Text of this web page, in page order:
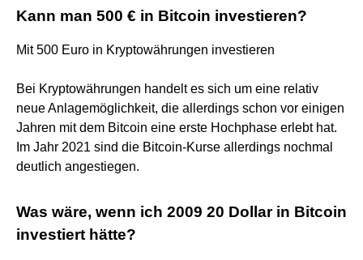
Kann man 500 € in Bitcoin investieren?
Mit 500 Euro in Kryptowährungen investieren
Bei Kryptowährungen handelt es sich um eine relativ
neue Anlagemöglichkeit, die allerdings schon vor einigen
Jahren mit dem Bitcoin eine erste Hochphase erlebt hat.
Im Jahr 2021 sind die Bitcoin-Kurse allerdings nochmal
deutlich angestiegen.
Was wäre, wenn ich 2009 20 Dollar in Bitcoin
investiert hätte?